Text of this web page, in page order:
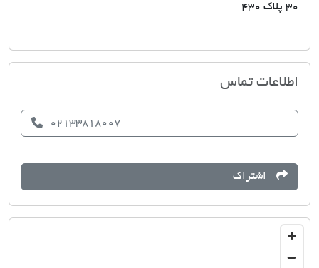
30 پلاک 430
اطلاعات تماس
02133818007
اشتراک